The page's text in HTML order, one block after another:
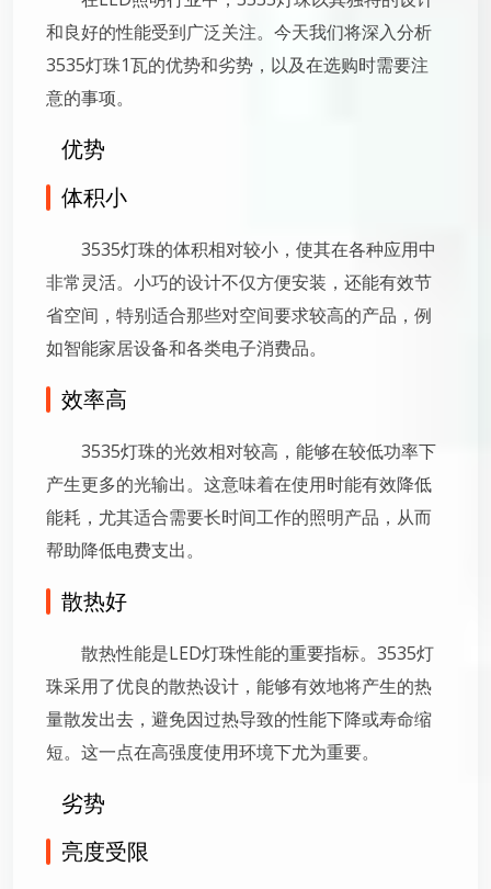
和良好的性能受到广泛关注。今天我们将深入分析
3535灯珠1瓦的优势和劣势，以及在选购时需要注
意的事项。
优势
体积小
3535灯珠的体积相对较小，使其在各种应用中
非常灵活。小巧的设计不仅方便安装，还能有效节
省空间，特别适合那些对空间要求较高的产品，例
如智能家居设备和各类电子消费品。
效率高
3535灯珠的光效相对较高，能够在较低功率下
产生更多的光输出。这意味着在使用时能有效降低
能耗，尤其适合需要长时间工作的照明产品，从而
帮助降低电费支出。
散热好
散热性能是LED灯珠性能的重要指标。3535灯
珠采用了优良的散热设计，能够有效地将产生的热
量散发出去，避免因过热导致的性能下降或寿命缩
短。这一点在高强度使用环境下尤为重要。
劣势
亮度受限